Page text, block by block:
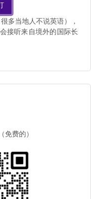
多当地人不说英语），
接听来自境外的国际长
费的）